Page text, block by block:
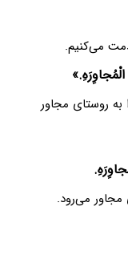
می‌کنیم.
به روستای مجاور
می‌رود.